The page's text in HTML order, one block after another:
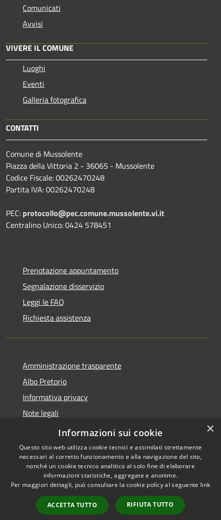
Comunicati
Avvisi
VIVERE IL COMUNE
Luoghi
Eventi
Galleria fotografica
CONTATTI
Comune di Mussolente
Piazza della Vittoria 2 - 36065 - Mussolente
Codice Fiscale: 00262470248
Partita IVA: 00262470248
PEC: protocollo@pec.comune.mussolente.vi.it
Centralino Unico: 0424 578451
Prenotazione appuntamento
Segnalazione disservizio
Leggi le FAQ
Richiesta assistenza
Amministrazione trasparente
Albo Pretorio
Informativa privacy
Note legali
Dichiarazione di accessibilità
Accessibilità
Copyright © 2026 • Comune di
Mussolente • Powered by
Municipium•
Accesso
redazione
×
Informazioni sui cookie
Questo sito web utilizza cookie tecnici e assimilati strettamente
necessari al corretto funzionamento e alla navigazione del sito,
nonché un cookie tecnico analitico al solo fine di elaborare
informazioni statistiche, aggregate e anonime.
Per maggiori dettagli, può consultare la cookie policy al seguente link
ACCETTA TUTTO RIFIUTA TUTTO